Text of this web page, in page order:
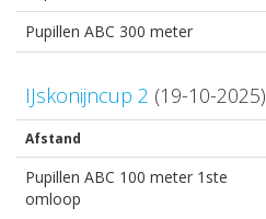
Pupillen ABC 300 meter
IJskonijncup 2 (19-10-2025)
Afstand
Pupillen ABC 100 meter 1ste
omloop